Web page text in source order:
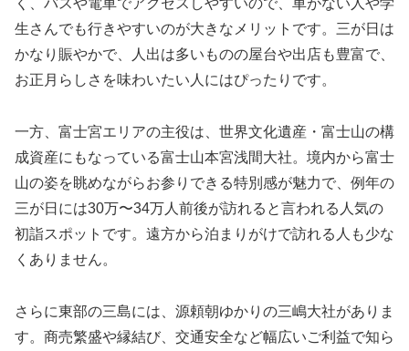
く、バスや電車でアクセスしやすいので、車がない人や学
生さんでも行きやすいのが大きなメリットです。三が日は
かなり賑やかで、人出は多いものの屋台や出店も豊富で、
お正月らしさを味わいたい人にはぴったりです。
一方、富士宮エリアの主役は、世界文化遺産・富士山の構
成資産にもなっている富士山本宮浅間大社。境内から富士
山の姿を眺めながらお参りできる特別感が魅力で、例年の
三が日には30万〜34万人前後が訪れると言われる人気の
初詣スポットです。遠方から泊まりがけで訪れる人も少な
くありません。
さらに東部の三島には、源頼朝ゆかりの三嶋大社がありま
す。商売繁盛や縁結び、交通安全など幅広いご利益で知ら